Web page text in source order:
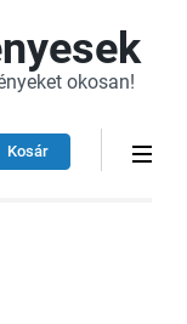
okosan!
Kosár